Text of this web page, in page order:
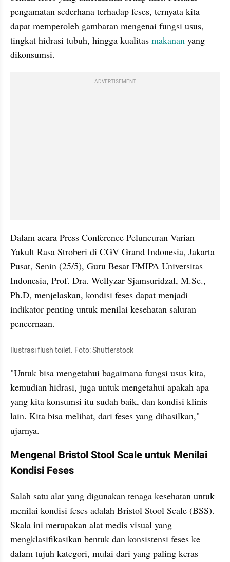
pengamatan sederhana terhadap feses, ternyata kita
dapat memperoleh gambaran mengenai fungsi usus,
tingkat hidrasi tubuh, hingga kualitas makanan yang
dikonsumsi.
ADVERTISEMENT
Dalam acara Press Conference Peluncuran Varian
Yakult Rasa Stroberi di CGV Grand Indonesia, Jakarta
Pusat, Senin (25/5), Guru Besar FMIPA Universitas
Indonesia, Prof. Dra. Wellyzar Sjamsuridzal, M.Sc.,
Ph.D, menjelaskan, kondisi feses dapat menjadi
indikator penting untuk menilai kesehatan saluran
pencernaan.
Ilustrasi flush toilet. Foto: Shutterstock
"Untuk bisa mengetahui bagaimana fungsi usus kita,
kemudian hidrasi, juga untuk mengetahui apakah apa
yang kita konsumsi itu sudah baik, dan kondisi klinis
lain. Kita bisa melihat, dari feses yang dihasilkan,"
ujarnya.
Mengenal Bristol Stool Scale untuk Menilai
Kondisi Feses
Salah satu alat yang digunakan tenaga kesehatan untuk
menilai kondisi feses adalah Bristol Stool Scale (BSS).
Skala ini merupakan alat medis visual yang
mengklasifikasikan bentuk dan konsistensi feses ke
dalam tujuh kategori, mulai dari yang paling keras